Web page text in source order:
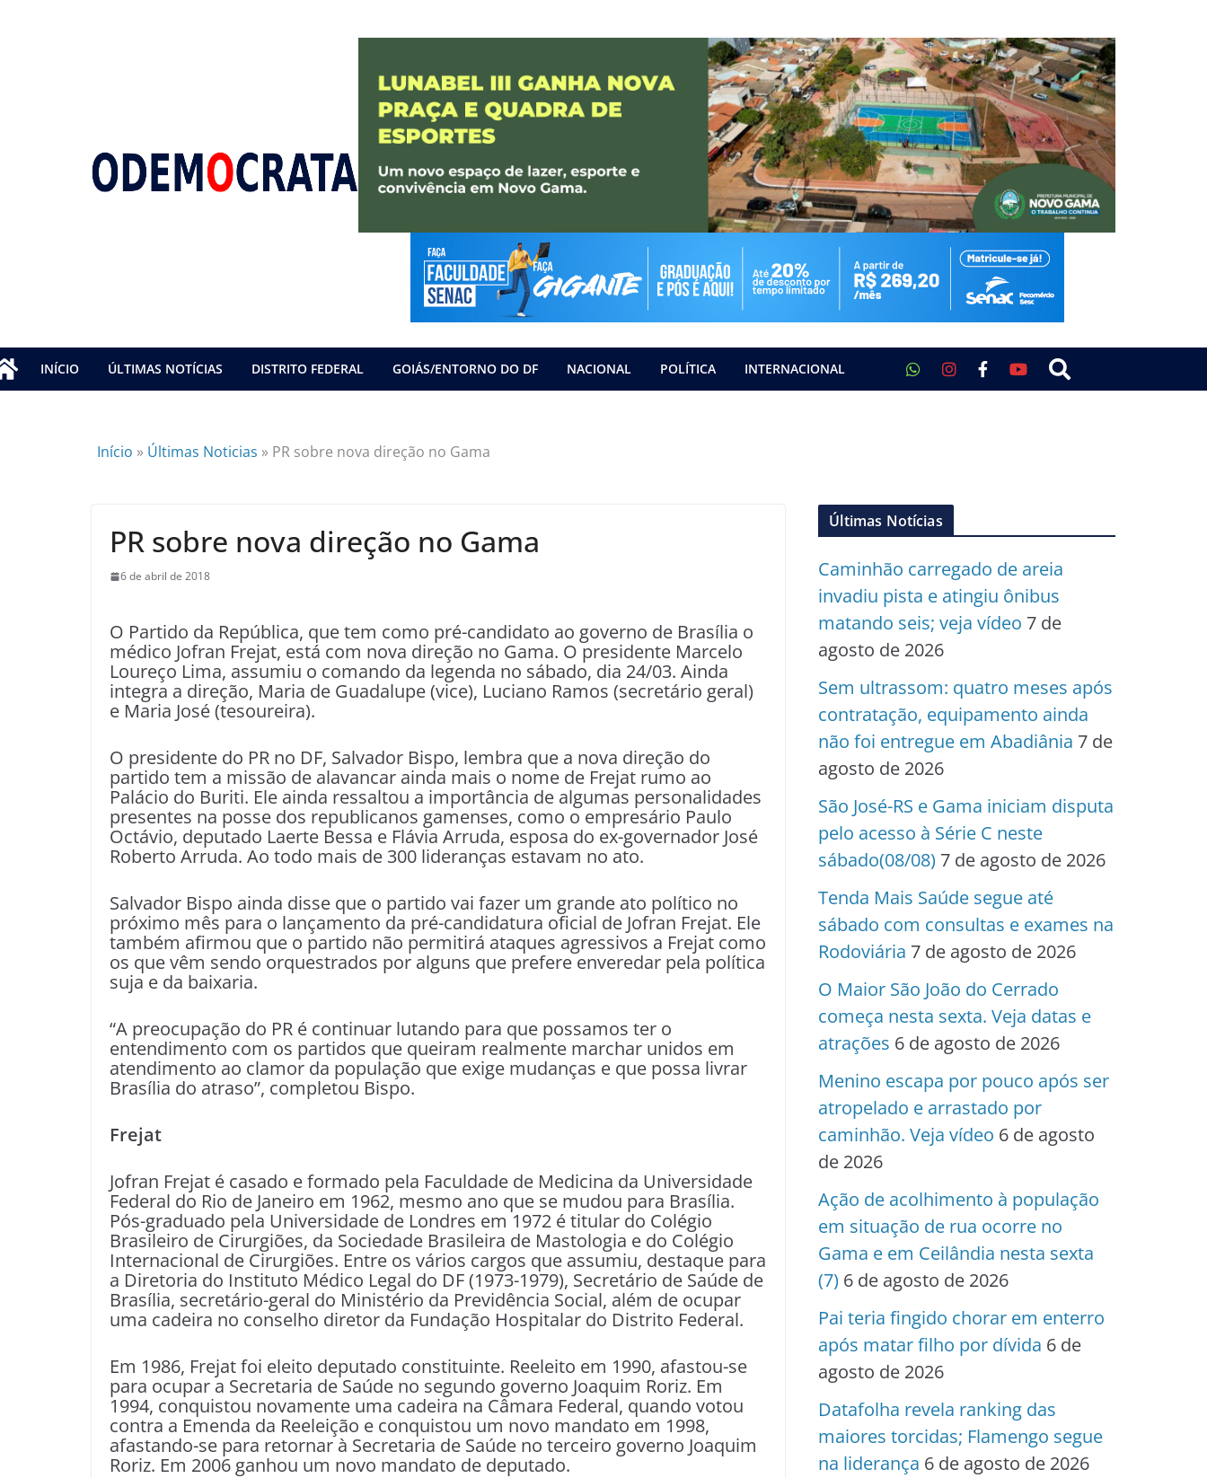
INÍCIO ÚLTIMAS NOTÍCIAS DISTRITO FEDERAL GOIÁS/ENTORNO DO DF NACIONAL POLÍTICA INTERNACIONAL
Início » Últimas Noticias » PR sobre nova direção no Gama
PR sobre nova direção no Gama
6 de abril de 2018
O Partido da República, que tem como pré-candidato ao governo de Brasília o
médico Jofran Frejat, está com nova direção no Gama. O presidente Marcelo
Loureço Lima, assumiu o comando da legenda no sábado, dia 24/03. Ainda
integra a direção, Maria de Guadalupe (vice), Luciano Ramos (secretário geral)
e Maria José (tesoureira).
O presidente do PR no DF, Salvador Bispo, lembra que a nova direção do
partido tem a missão de alavancar ainda mais o nome de Frejat rumo ao
Palácio do Buriti. Ele ainda ressaltou a importância de algumas personalidades
presentes na posse dos republicanos gamenses, como o empresário Paulo
Octávio, deputado Laerte Bessa e Flávia Arruda, esposa do ex-governador José
Roberto Arruda. Ao todo mais de 300 lideranças estavam no ato.
Salvador Bispo ainda disse que o partido vai fazer um grande ato político no
próximo mês para o lançamento da pré-candidatura oficial de Jofran Frejat. Ele
também afirmou que o partido não permitirá ataques agressivos a Frejat como
os que vêm sendo orquestrados por alguns que prefere enveredar pela política
suja e da baixaria.
“A preocupação do PR é continuar lutando para que possamos ter o
entendimento com os partidos que queiram realmente marchar unidos em
atendimento ao clamor da população que exige mudanças e que possa livrar
Brasília do atraso”, completou Bispo.
Frejat
Jofran Frejat é casado e formado pela Faculdade de Medicina da Universidade
Federal do Rio de Janeiro em 1962, mesmo ano que se mudou para Brasília.
Pós-graduado pela Universidade de Londres em 1972 é titular do Colégio
Brasileiro de Cirurgiões, da Sociedade Brasileira de Mastologia e do Colégio
Internacional de Cirurgiões. Entre os vários cargos que assumiu, destaque para
a Diretoria do Instituto Médico Legal do DF (1973-1979), Secretário de Saúde de
Brasília, secretário-geral do Ministério da Previdência Social, além de ocupar
uma cadeira no conselho diretor da Fundação Hospitalar do Distrito Federal.
Em 1986, Frejat foi eleito deputado constituinte. Reeleito em 1990, afastou-se
para ocupar a Secretaria de Saúde no segundo governo Joaquim Roriz. Em
1994, conquistou novamente uma cadeira na Câmara Federal, quando votou
contra a Emenda da Reeleição e conquistou um novo mandato em 1998,
afastando-se para retornar à Secretaria de Saúde no terceiro governo Joaquim
Roriz. Em 2006 ganhou um novo mandato de deputado.
Últimas Notícias
Caminhão carregado de areia
invadiu pista e atingiu ônibus
matando seis; veja vídeo 7 de
agosto de 2026
Sem ultrassom: quatro meses após
contratação, equipamento ainda
não foi entregue em Abadiânia 7 de
agosto de 2026
São José-RS e Gama iniciam disputa
pelo acesso à Série C neste
sábado(08/08) 7 de agosto de 2026
Tenda Mais Saúde segue até
sábado com consultas e exames na
Rodoviária 7 de agosto de 2026
O Maior São João do Cerrado
começa nesta sexta. Veja datas e
atrações 6 de agosto de 2026
Menino escapa por pouco após ser
atropelado e arrastado por
caminhão. Veja vídeo 6 de agosto
de 2026
Ação de acolhimento à população
em situação de rua ocorre no
Gama e em Ceilândia nesta sexta
(7) 6 de agosto de 2026
Pai teria fingido chorar em enterro
após matar filho por dívida 6 de
agosto de 2026
Datafolha revela ranking das
maiores torcidas; Flamengo segue
na liderança 6 de agosto de 2026